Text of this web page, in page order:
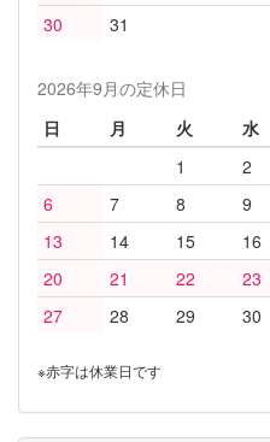
30
31
2026年9月の定休日
日
月 火 水
1
2
6
7 8 9
13
14 15 16
20
21 22 23
27
28 29 30
※赤字は休業日です